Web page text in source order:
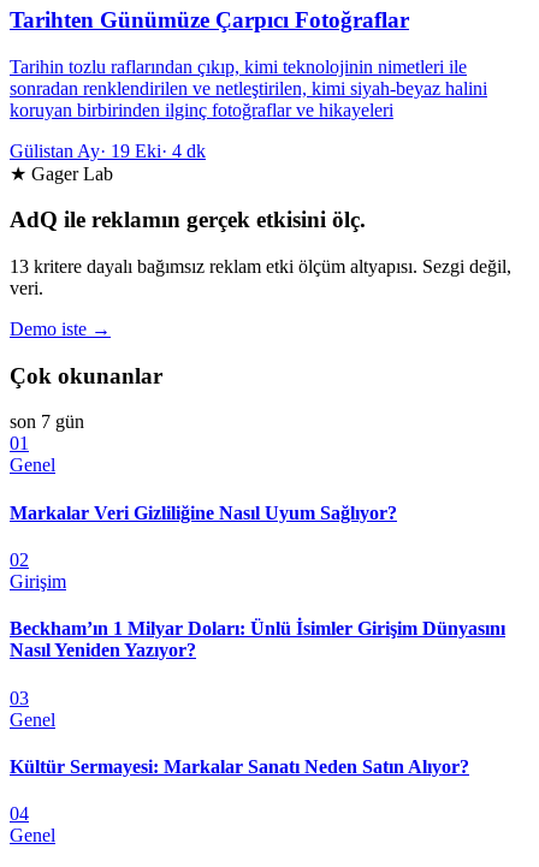
Tarihten Günümüze Çarpıcı Fotoğraflar
Tarihin tozlu raflarından çıkıp, kimi teknolojinin nimetleri ile
sonradan renklendirilen ve netleştirilen, kimi siyah-beyaz halini
koruyan birbirinden ilginç fotoğraflar ve hikayeleri
Gülistan Ay· 19 Eki· 4 dk
★ Gager Lab
AdQ ile reklamın gerçek etkisini ölç.
13 kritere dayalı bağımsız reklam etki ölçüm altyapısı. Sezgi değil,
veri.
Demo iste →
Çok okunanlar
son 7 gün
01
Genel
Markalar Veri Gizliliğine Nasıl Uyum Sağlıyor?
02
Girişim
Beckham’ın 1 Milyar Doları: Ünlü İsimler Girişim Dünyasını
Nasıl Yeniden Yazıyor?
03
Genel
Kültür Sermayesi: Markalar Sanatı Neden Satın Alıyor?
04
Genel